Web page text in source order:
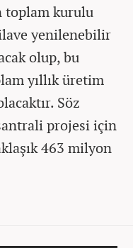
toplam kurulu
yenilenebilir
olup, bu
yıllık üretim
Söz
projesi için
463 milyon